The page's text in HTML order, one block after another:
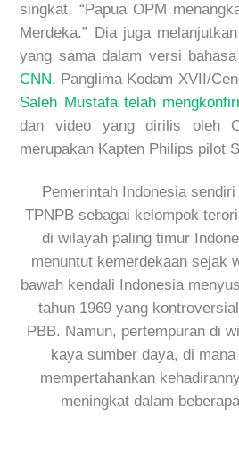
singkat, “Papua OPM
Merdeka.” Dia juga
yang sama dalam versi
CNN. Panglima Kodam XVII/
Saleh Mustafa telah
dan video yang dirilis oleh
merupakan Kapten Philips pilot
Pemerintah Indonesia
TPNPB sebagai kelompok
di wilayah paling timur
menuntut kemerdekaan sejak
bawah kendali Indonesia
tahun 1969 yang
PBB. Namun, pertempuran di
kaya sumber daya, di
mempertahankan
meningkat dalam